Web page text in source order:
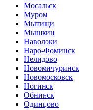
Мосальск
Муром
Мытищи
Мышкин
Наволоки
Наро-Фоминск
Нелидово
Новомичуринск
Новомосковск
Ногинск
Обнинск
Одинцово